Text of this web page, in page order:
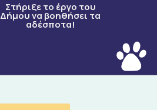
Στήριξε το έργο του
Δήμου να βοηθήσει τα
αδέσποτα!